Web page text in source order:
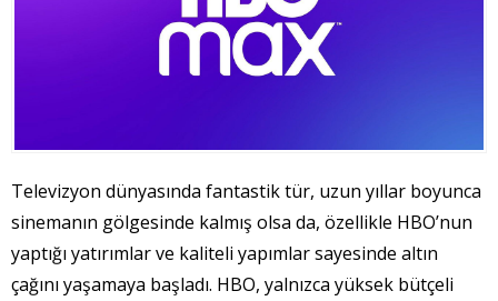
Televizyon dünyasında fantastik tür, uzun yıllar boyunca
sinemanın gölgesinde kalmış olsa da, özellikle HBO’nun
yaptığı yatırımlar ve kaliteli yapımlar sayesinde altın
çağını yaşamaya başladı. HBO, yalnızca yüksek bütçeli